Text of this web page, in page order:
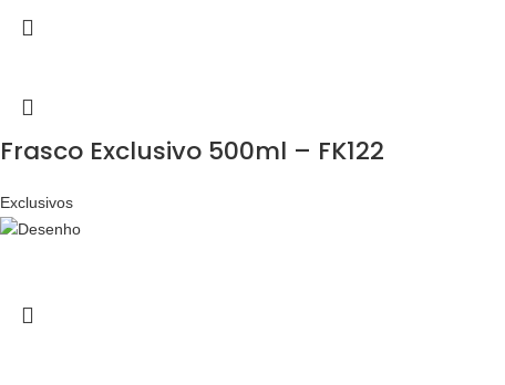
Frasco Exclusivo 500ml – FK122
Exclusivos